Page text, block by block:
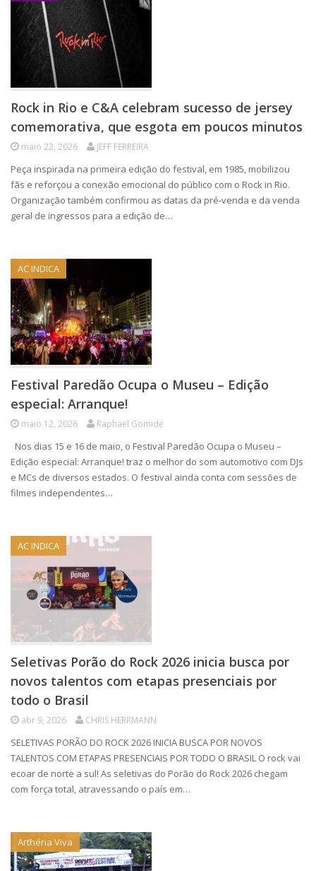
Rock in Rio e C&A celebram sucesso de jersey
comemorativa, que esgota em poucos minutos
maio 22, 2026 JEFF FERREIRA
Peça inspirada na primeira edição do festival, em 1985, mobilizou
fãs e reforçou a conexão emocional do público com o Rock in Rio.
Organização também confirmou as datas da pré-venda e da venda
geral de ingressos para a edição de…
AC INDICA
Festival Paredão Ocupa o Museu – Edição
especial: Arranque!
maio 12, 2026 Raphael Gomide
Nos dias 15 e 16 de maio, o Festival Paredão Ocupa o Museu –
Edição especial: Arranque! traz o melhor do som automotivo com DJs
e MCs de diversos estados. O festival ainda conta com sessões de
filmes independentes…
AC INDICA
Seletivas Porão do Rock 2026 inicia busca por
novos talentos com etapas presenciais por
todo o Brasil
abr 9, 2026 CHRIS HERRMANN
SELETIVAS PORÃO DO ROCK 2026 INICIA BUSCA POR NOVOS
TALENTOS COM ETAPAS PRESENCIAIS POR TODO O BRASIL O rock vai
ecoar de norte a sul! As seletivas do Porão do Rock 2026 chegam
com força total, atravessando o país em…
Arthéria Viva